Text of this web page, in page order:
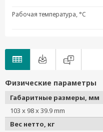
Рабочая температура, °C
Физические параметры
Габаритные размеры, мм
103 x 98 x 39.9 mm
Вес нетто, кг